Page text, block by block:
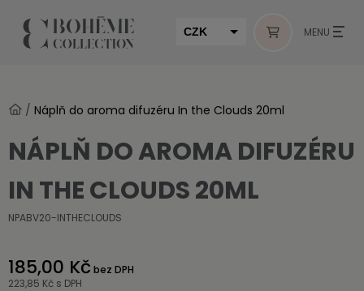
CZK MENU
/ Náplň do aroma difuzéru In the Clouds 20ml
NÁPLŇ DO AROMA DIFUZÉRU
IN THE CLOUDS 20ML
NPABV20-INTHECLOUDS
185,00 Kč bez DPH
223,85 Kč s DPH